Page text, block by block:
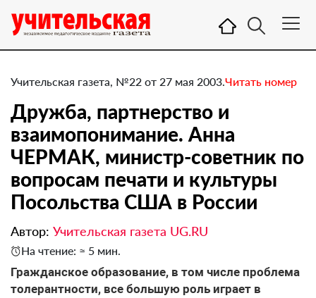
Учительская газета, №22 от 27 мая 2003.Читать номер
Дружба, партнерство и
взаимопонимание. Анна
ЧЕРМАК, министр-советник по
вопросам печати и культуры
Посольства США в России
Автор: Учительская газета UG.RU
На чтение: ≈ 5 мин.
Гражданское образование, в том числе проблема
толерантности, все большую роль играет в